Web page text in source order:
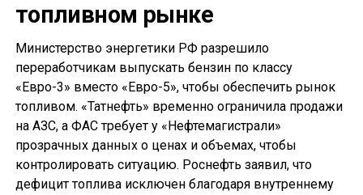
топливном рынке
Министерство энергетики РФ разрешило
переработчикам выпускать бензин по классу
«Евро-3» вместо «Евро-5», чтобы обеспечить рынок
топливом. «Татнефть» временно ограничила продажи
на АЗС, а ФАС требует у «Нефтемагистрали»
прозрачных данных о ценах и объемах, чтобы
контролировать ситуацию. Роснефть заявил, что
дефицит топлива исключен благодаря внутреннему